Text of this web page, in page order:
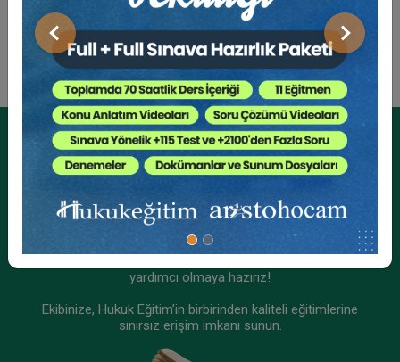
Önceki Sonraki
Sosyal Güvenlik Hukuku - III. İş Hukuku Kongresi
- VI. Oturum
360 TL Sepete Ekle
Tüketici Hukuku Enstitüsü
Kurumsal Üyelikler İçin
Kurumsal Teklif Alın
yardımcı olmaya hazırız!
Ekibinize, Hukuk Eğitim’in birbirinden kaliteli eğitimlerine
sınırsız erişim imkanı sunun.